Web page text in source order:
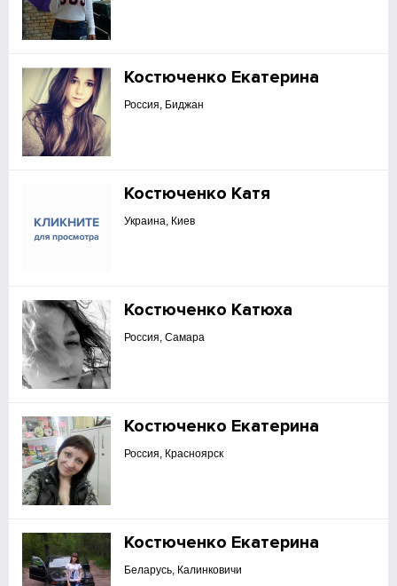
Костюченко Екатерина
Россия, Биджан
Костюченко Катя
Украина, Киев
Костюченко Катюха
Россия, Самара
Костюченко Екатерина
Россия, Красноярск
Костюченко Екатерина
Беларусь, Калинковичи